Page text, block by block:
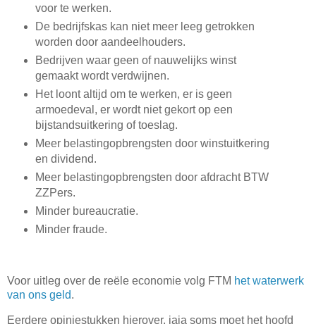
voor te werken.
De bedrijfskas kan niet meer leeg getrokken
worden door aandeelhouders.
Bedrijven waar geen of nauwelijks winst
gemaakt wordt verdwijnen.
Het loont altijd om te werken, er is geen
armoedeval, er wordt niet gekort op een
bijstandsuitkering of toeslag.
Meer belastingopbrengsten door winstuitkering
en dividend.
Meer belastingopbrengsten door afdracht BTW
ZZPers.
Minder bureaucratie.
Minder fraude.
Voor uitleg over de reële economie volg FTM het waterwerk
van ons geld.
Eerdere opiniestukken hierover, jaja soms moet het hoofd